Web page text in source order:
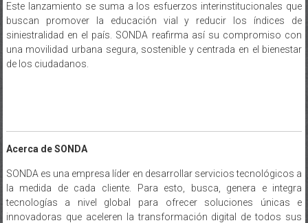
Este lanzamiento se suma a los esfuerzos interinstitucionales que
buscan promover la educación vial y reducir los índices de
siniestralidad en el país. SONDA reafirma así su compromiso con
una movilidad urbana segura, sostenible y centrada en el bienestar
de los ciudadanos.
Acerca de SONDA
SONDA es una empresa líder en desarrollar servicios tecnológicos a
la medida de cada cliente. Para esto, busca, genera e integra
tecnologías a nivel global para ofrecer soluciones únicas e
innovadoras que aceleren la transformación digital de todos sus